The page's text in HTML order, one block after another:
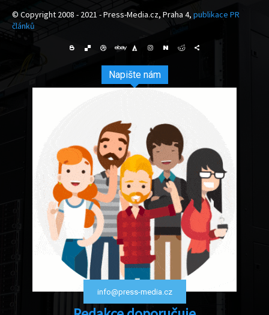
© Copyright 2008 - 2021 - Press-Media.cz, Praha 4, publikace PR
článků
Napište nám
info@press-media.cz